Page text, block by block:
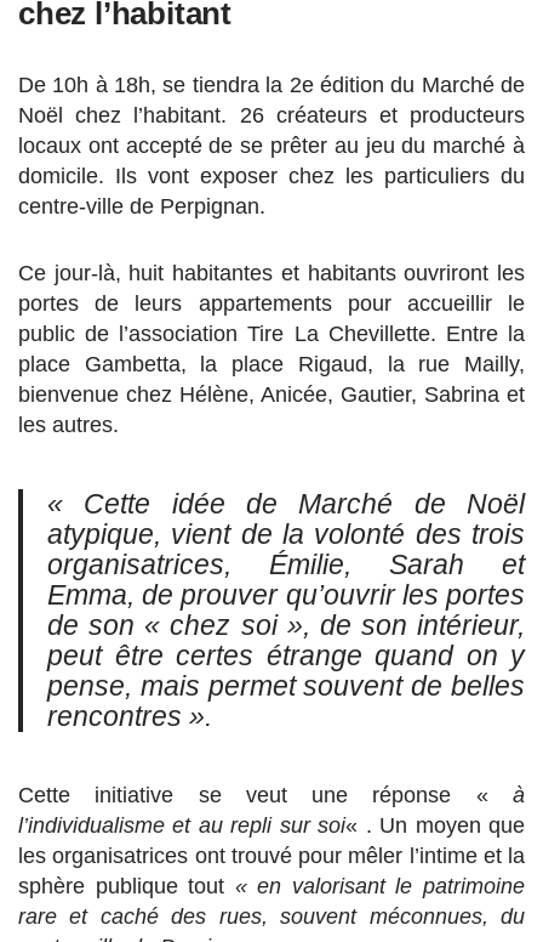
chez l’habitant
De 10h à 18h, se tiendra la 2e édition du Marché de
Noël chez l’habitant. 26 créateurs et producteurs
locaux ont accepté de se prêter au jeu du marché à
domicile. Ils vont exposer chez les particuliers du
centre-ville de Perpignan.
Ce jour-là, huit habitantes et habitants ouvriront les
portes de leurs appartements pour accueillir le
public de l’association Tire La Chevillette. Entre la
place Gambetta, la place Rigaud, la rue Mailly,
bienvenue chez Hélène, Anicée, Gautier, Sabrina et
les autres.
« Cette idée de Marché de Noël
atypique, vient de la volonté des trois
organisatrices, Émilie, Sarah et
Emma, de prouver qu’ouvrir les portes
de son « chez soi », de son intérieur,
peut être certes étrange quand on y
pense, mais permet souvent de belles
rencontres ».
Cette initiative se veut une réponse « à
l’individualisme et au repli sur soi« . Un moyen que
les organisatrices ont trouvé pour mêler l’intime et la
sphère publique tout « en valorisant le patrimoine
rare et caché des rues, souvent méconnues, du